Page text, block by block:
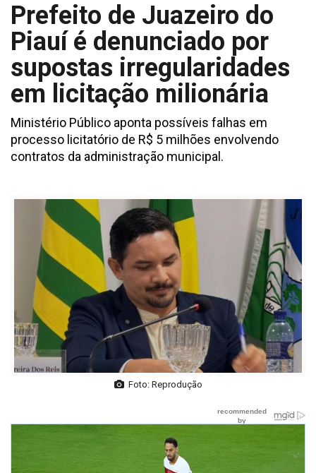
Prefeito de Juazeiro do
Piauí é denunciado por
supostas irregularidades
em licitação milionária
Ministério Público aponta possíveis falhas em
processo licitatório de R$ 5 milhões envolvendo
contratos da administração municipal.
Foto: Reprodução